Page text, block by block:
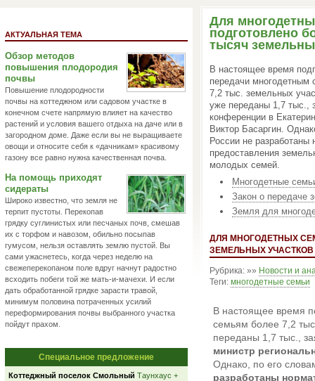
Для
подготовлено
тысяч
В настоящее время
передачи многодетным
7,2 тыс. земельных
уже переданы 1,7 тыс.,
конференции в
Виктор Басаргин.
России не
предоставления
молодых семей.
Многодетные
Закон о передаче
Земля для
ДЛЯ МНОГОДЕТНЫХ
ЗЕМЕЛЬНЫХ УЧАСТКОВ
Рубрика: »» Новости и
Теги: многодетные семьи
В настоящее время
семьям более 7,2
переданы 1,7 тыс.,
министр
Однако, по его
разработаны
АКТУАЛЬНАЯ ТЕМА
Обзор методов
повышения плодородия
почвы
Повышение плодородности
почвы на коттеджном или садовом участке в
конечном счете напрямую влияет на качество
растений и условия вашего отдыха на даче или в
загородном доме. Даже если вы не выращиваете
овощи и относите себя к «дачникам» красивому
газону все равно нужна качественная почва.
На помощь приходят
сидераты
Широко известно, что земля не
терпит пустоты. Перекопав
грядку суглинистых или песчаных почв, смешав
их с торфом и навозом, обильно посыпав
гумусом, нельзя оставлять землю пустой. Вы
сами ужаснетесь, когда через неделю на
свежеперекопаном поле вдруг начнут радостно
всходить побеги той же мать-и-мачехи. И если
дать обработанной грядке зарасти травой,
минимум половина потраченных усилий
переформирования почвы выбранного участка
пойдут прахом.
Специальное предложение
Коттеджный поселок Смольный Таунхаус +